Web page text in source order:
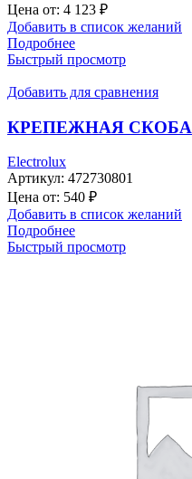
Цена от: 4 123 ₽
Добавить в список желаний
Подробнее
Быстрый просмотр
Добавить для сравнения
КРЕПЕЖНАЯ СКОБА
Electrolux
Артикул: 472730801
Цена от: 540 ₽
Добавить в список желаний
Подробнее
Быстрый просмотр